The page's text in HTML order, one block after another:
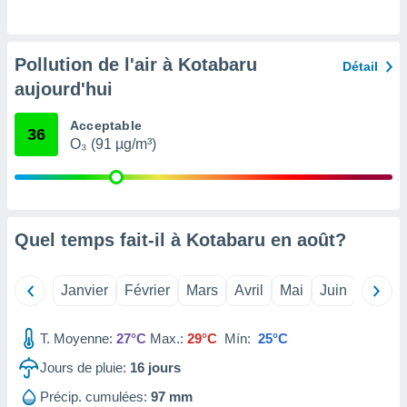
ou
de la
notre
en
le
Pollution de l'air à Kotabaru
aujourd'hui
Détail
36 Acceptable
O₃ (91 µg/m³)
Quel temps fait-il à Kotabaru en août?
Janvier Février Mars Avril Mai Juin Juillet
T. Moyenne: 27°C Max.: 29°C Mín: 25°C
Jours de pluie: 16 jours
Précip. cumulées: 97 mm